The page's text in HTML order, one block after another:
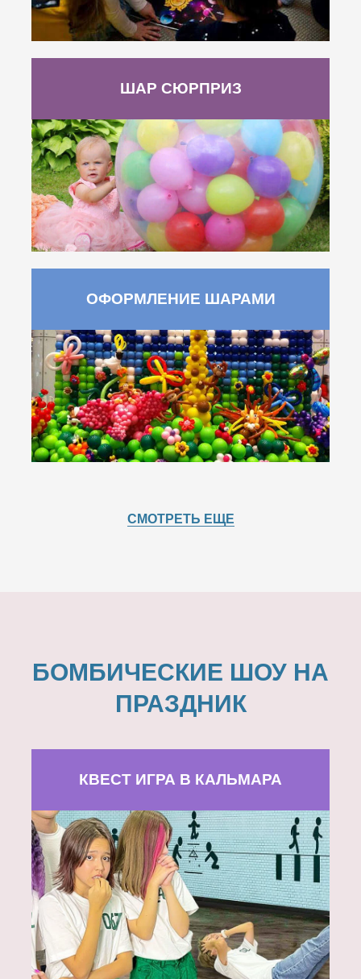
ШАР СЮРПРИЗ
ОФОРМЛЕНИЕ ШАРАМИ
СМОТРЕТЬ ЕЩЕ
БОМБИЧЕСКИЕ ШОУ НА
ПРАЗДНИК
КВЕСТ ИГРА В КАЛЬМАРА